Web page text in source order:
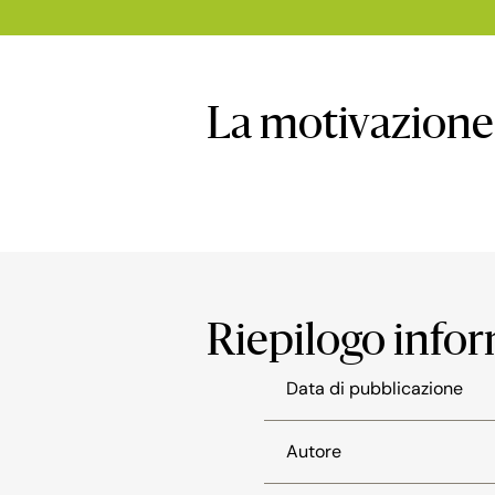
La motivazione
Riepilogo
Data di pubblicazione
Autore